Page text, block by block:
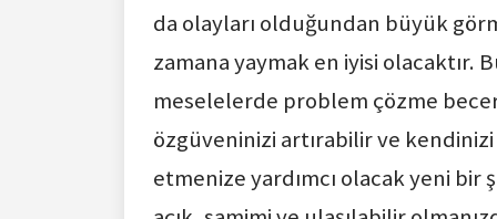
da olayları olduğundan büyük
zamana yaymak en iyisi
meselelerde problem çözme
özgüveninizi artırabilir ve
etmenize yardımcı olacak yeni bir